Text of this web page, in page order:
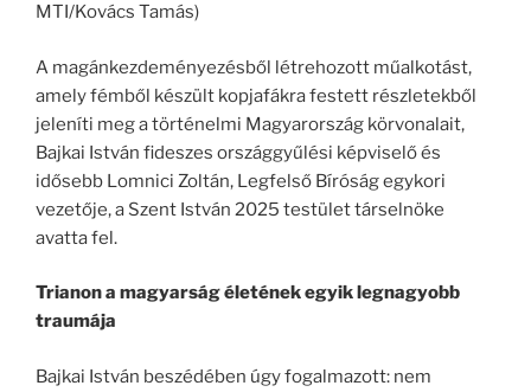
MTI/Kovács Tamás)
A magánkezdeményezésből létrehozott műalkotást,
amely fémből készült kopjafákra festett részletekből
jeleníti meg a történelmi Magyarország körvonalait,
Bajkai István fideszes országgyűlési képviselő és
idősebb Lomnici Zoltán, Legfelső Bíróság egykori
vezetője, a Szent István 2025 testület társelnöke
avatta fel.
Trianon a magyarság életének egyik legnagyobb
traumája
Bajkai István beszédében úgy fogalmazott: nem